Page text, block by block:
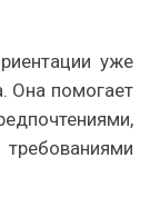
уже
Она помогает